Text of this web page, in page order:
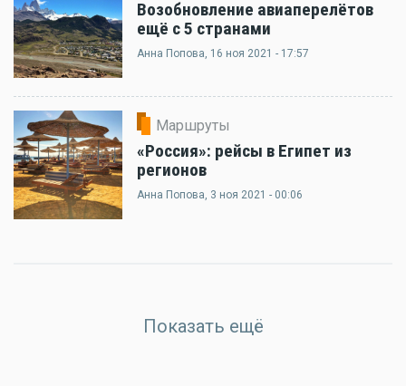
Возобновление авиаперелётов
ещё с 5 странами
Анна Попова, 16 ноя 2021 - 17:57
Маршруты
«Россия»: рейсы в Египет из
регионов
Анна Попова, 3 ноя 2021 - 00:06
Показать ещё